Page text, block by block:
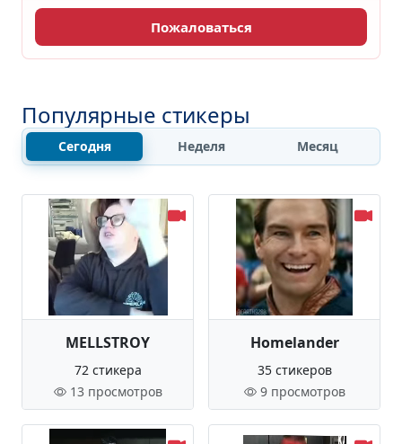
Пожаловаться
Популярные стикеры
Сегодня Неделя Месяц
MELLSTROY
72 стикера
13 просмотров
Homelander
35 стикеров
9 просмотров